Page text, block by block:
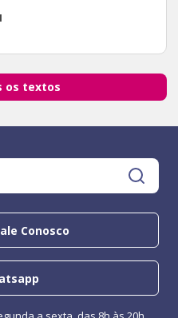
os textos
Conosco